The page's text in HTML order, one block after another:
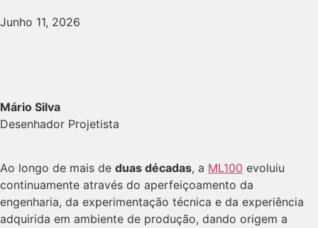
Junho 11, 2026
Mário Silva
Desenhador Projetista
Ao longo de mais de duas décadas, a ML100 evoluiu
continuamente através do aperfeiçoamento da
engenharia, da experimentação técnica e da experiência
adquirida em ambiente de produção, dando origem a